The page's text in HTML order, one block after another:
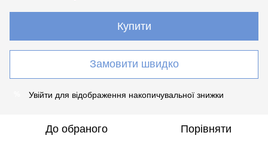
Купити
Замовити швидко
Увійти для відображення накопичувальної знижки
До обраного Порівняти